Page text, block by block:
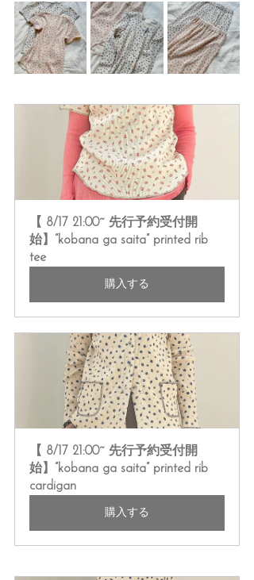
【 8/17 21:00~ 先行予約受付開
始】“kobana ga saita” printed rib
tee
購入する
【 8/17 21:00~ 先行予約受付開
始】”kobana ga saita” printed rib
cardigan
購入する